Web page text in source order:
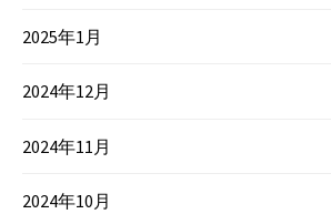
2025年1月
2024年12月
2024年11月
2024年10月